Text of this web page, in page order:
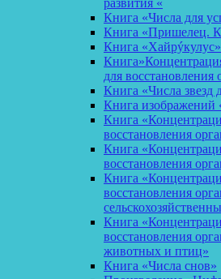
развития «
Книга «Числа для
Книга «Пришелец.
Книга «Хайрýкулус»
для восстановления
Книга «Числа звезд
Книга изображений
Книга
восстановления
Книга
восстановления
Книга
восстановления
Книга
восстановления
животных и птиц»
Книга «Числа снов»